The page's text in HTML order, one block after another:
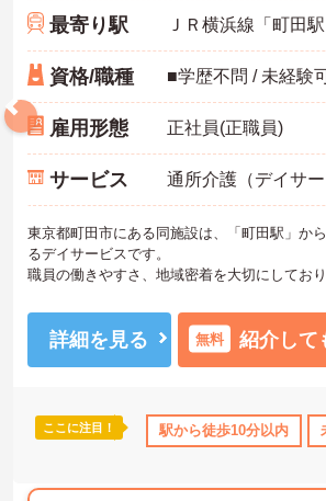
･育休･介護休暇取得実績あり 交通費支給
最寄り駅
資格/職種
雇用形態 正社員(正職員)
サービス 通所介護（デイサー
東京都町田市にある同施設は、「町田駅」か
るデイサービスです。
職員の働きやすさ、地域密着を大切にしてお
の方も安心して働くことができます。
ご質問などございましたらお気軽のお問い合
詳細を見る 無料 紹介して
ここに注目！ 駅から徒歩10分以内